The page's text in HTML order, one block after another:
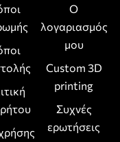
Ο
λογαριασμός
μου
Custom 3D
printing
Συχνές
ερωτήσεις